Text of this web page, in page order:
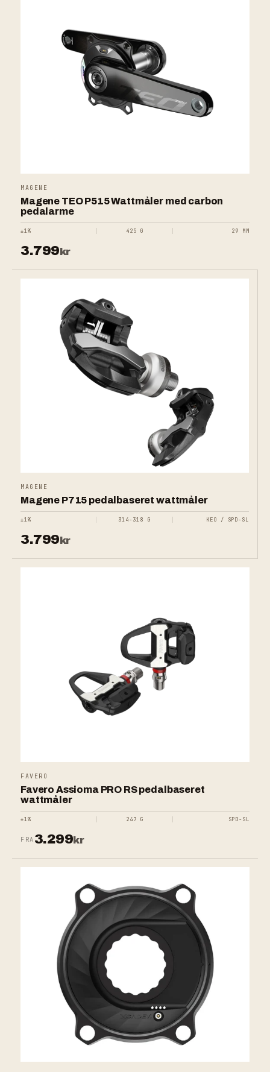
MAGENE
Magene TEO P515 Wattmåler med carbon
pedalarme
±1% 425 G 29 MM
3.799kr
MAGENE
Magene P715 pedalbaseret wattmåler
±1% 314-318 G KEO / SPD-SL
3.799kr
FAVERO
Favero Assioma PRO RS pedalbaseret
wattmåler
±1% 247 G SPD-SL
FRA 3.299kr